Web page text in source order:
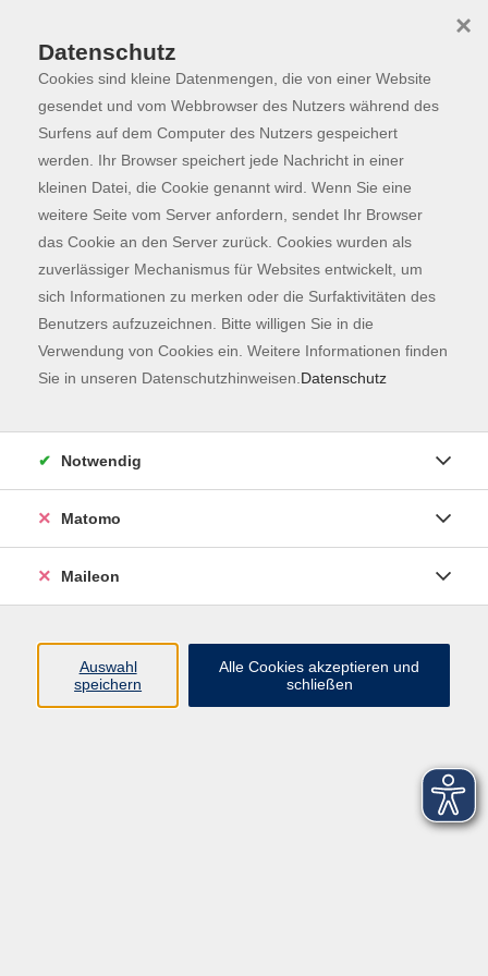
Skip to main content
Programm
Der Kurs konnte nicht gefunden werden.
Kontaktformular
Impressum
AGB
Datenschutzerklärung
Datenschutz
Cookies sind kleine Datenmengen, die von einer Website
gesendet und vom Webbrowser des Nutzers während des
Surfens auf dem Computer des Nutzers gespeichert
werden. Ihr Browser speichert jede Nachricht in einer
kleinen Datei, die Cookie genannt wird. Wenn Sie eine
weitere Seite vom Server anfordern, sendet Ihr Browser
das Cookie an den Server zurück. Cookies wurden als
zuverlässiger Mechanismus für Websites entwickelt, um
sich Informationen zu merken oder die Surfaktivitäten des
Benutzers aufzuzeichnen. Bitte willigen Sie in die
Verwendung von Cookies ein. Weitere Informationen finden
Sie in unseren Datenschutzhinweisen. Datenschutz
×
Notwendig
Matomo
Maileon
Auswahl
speichern
Alle Cookies akzeptieren und
schließen